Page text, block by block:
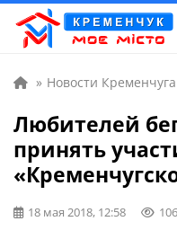
» Новости Кременчуга
Любителей
принять
18 мая 2018, 12:58